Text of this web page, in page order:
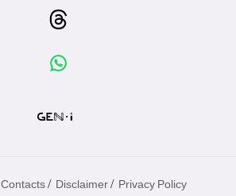
Contacts / Disclaimer / Privacy Policy